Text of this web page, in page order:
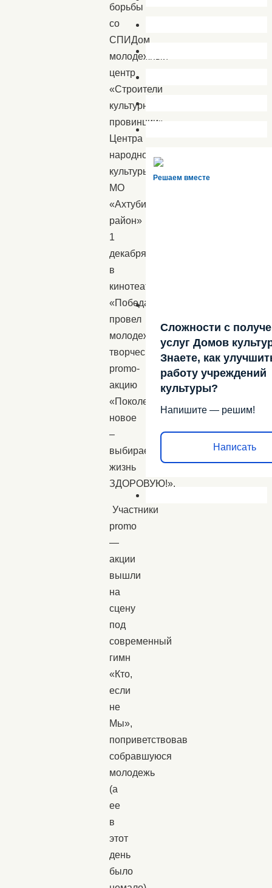
борьбы
со
СПИДом
молодежный
центр
«Строители
культурной
провинции»
Центра
народной
культуры
МО
«Ахтубинский
район»
1
декабря
в
кинотеатре
«Победа»
провел
молодежную
творческую
promo-
акцию
«Поколение
новое
–
выбирает
жизнь
ЗДОРОВУЮ!».
Участники
promo
—
акции
вышли
на
сцену
под
современный
гимн
«Кто,
если
не
Мы»,
поприветствовав
собравшуюся
молодежь
(а
ее
в
этот
день
было
Решаем вместе
Сложности с
услуг Домов
Знаете, как
работу учреждений
культуры?
Напишите — решим!
Написать